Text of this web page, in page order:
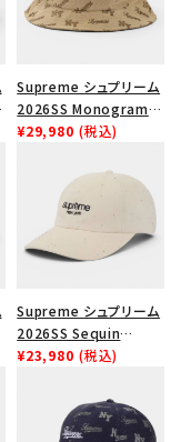
Supreme シュプリーム
2026SS Monogram
Crusher Hat モノグラ
¥29,980 (税込)
Supreme シュプリーム
2026SS Sequin
Denim Classic Logo
ニム クラシックロゴ 6パ
ネルキャップ ナチュラル
¥23,980 (税込)